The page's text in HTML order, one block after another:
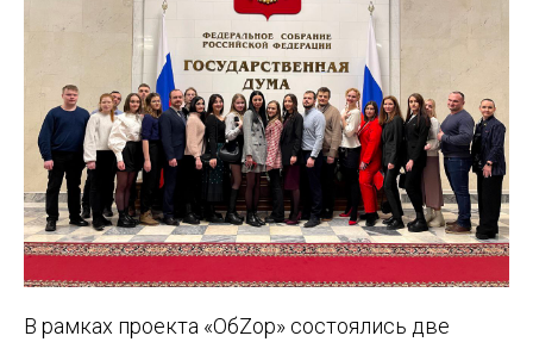
В рамках проекта «ОбZор» состоялись две